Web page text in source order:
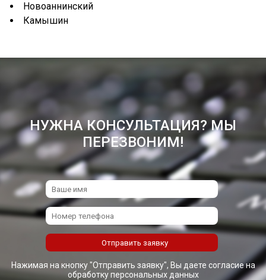
Новоаннинский
Камышин
НУЖНА КОНСУЛЬТАЦИЯ? МЫ
ПЕРЕЗВОНИМ!
Нажимая на кнопку "Отправить заявку", Вы даете согласие на
обработку персональных данных